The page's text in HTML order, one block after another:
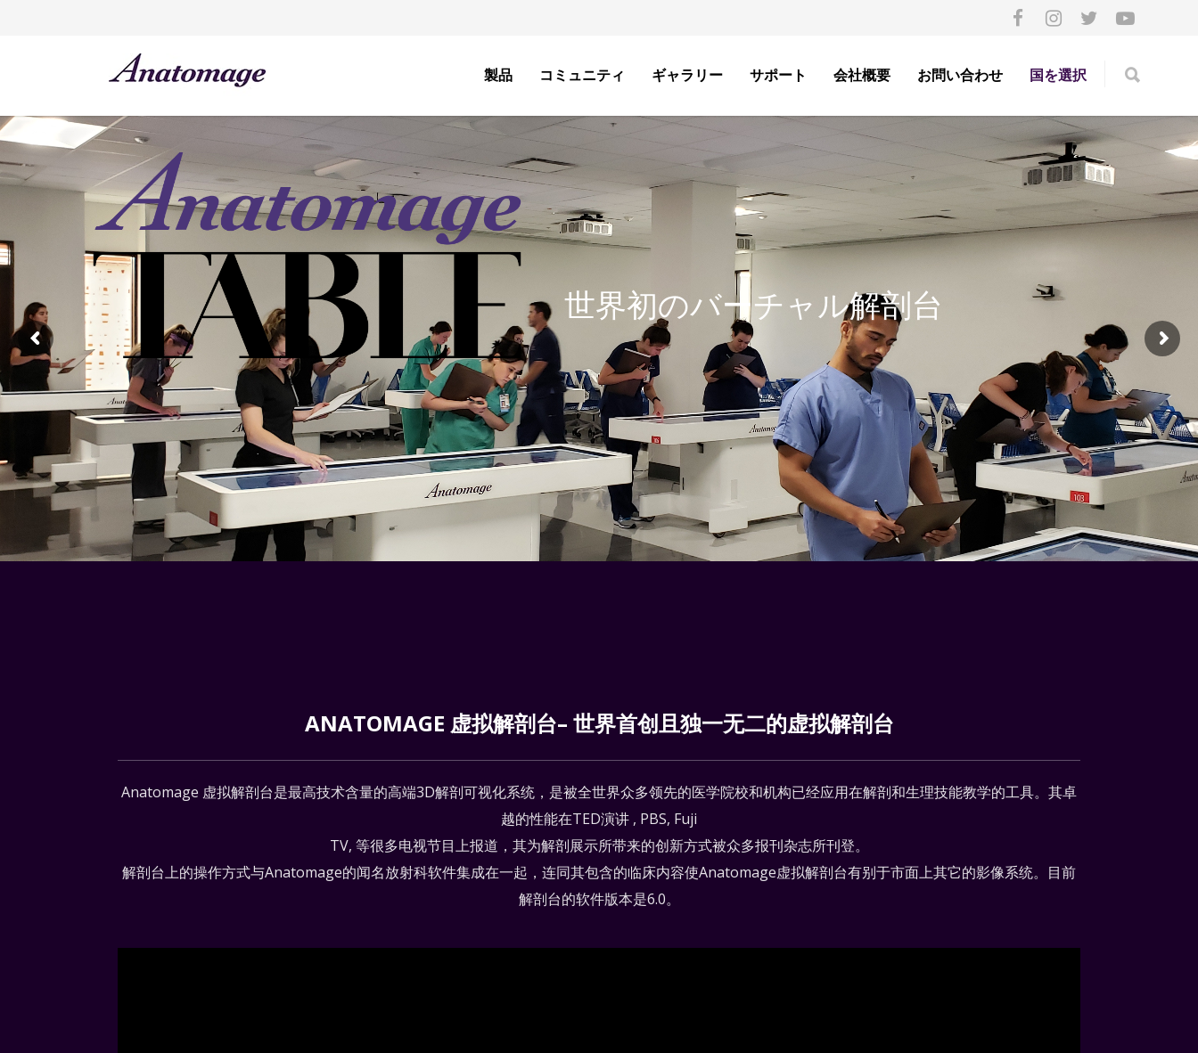
製品 コミュニティ ギャラリー サポート 会社概要 お問い合わせ 国を選択
世界初のバーチャル解剖台
ANATOMAGE 虚拟解剖台– 世界首创且独一无二的虚拟解剖台
Anatomage 虚拟解剖台是最高技术含量的高端3D解剖可视化系统，是被全世界众多领先的医学院校和机构已经应用在解剖和生理技能教学的工具。其卓
越的性能在TED演讲 , PBS, Fuji
TV, 等很多电视节目上报道，其为解剖展示所带来的创新方式被众多报刊杂志所刊登。
解剖台上的操作方式与Anatomage的闻名放射科软件集成在一起，连同其包含的临床内容使Anatomage虚拟解剖台有别于市面上其它的影像系统。目前
解剖台的软件版本是6.0。